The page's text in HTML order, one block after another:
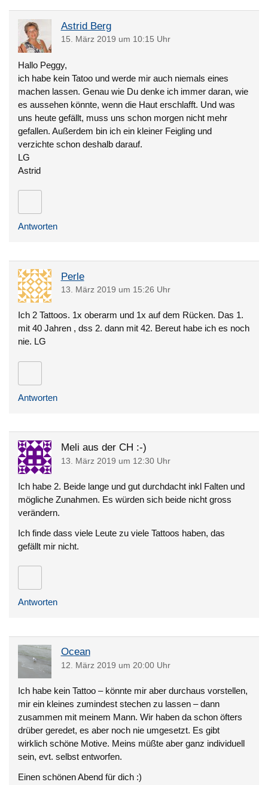
Astrid Berg
15. März 2019 um 10:15 Uhr
Hallo Peggy,
ich habe kein Tatoo und werde mir auch niemals eines
machen lassen. Genau wie Du denke ich immer daran, wie
es aussehen könnte, wenn die Haut erschlafft. Und was
uns heute gefällt, muss uns schon morgen nicht mehr
gefallen. Außerdem bin ich ein kleiner Feigling und
verzichte schon deshalb darauf.
LG
Astrid
Antworten
Perle
13. März 2019 um 15:26 Uhr
Ich 2 Tattoos. 1x oberarm und 1x auf dem Rücken. Das 1.
mit 40 Jahren , dss 2. dann mit 42. Bereut habe ich es noch
nie. LG
Antworten
Meli aus der CH :-)
13. März 2019 um 12:30 Uhr
Ich habe 2. Beide lange und gut durchdacht inkl Falten und
mögliche Zunahmen. Es würden sich beide nicht gross
verändern.
Ich finde dass viele Leute zu viele Tattoos haben, das
gefällt mir nicht.
Antworten
Ocean
12. März 2019 um 20:00 Uhr
Ich habe kein Tattoo – könnte mir aber durchaus vorstellen,
mir ein kleines zumindest stechen zu lassen – dann
zusammen mit meinem Mann. Wir haben da schon öfters
drüber geredet, es aber noch nie umgesetzt. Es gibt
wirklich schöne Motive. Meins müßte aber ganz individuell
sein, evt. selbst entworfen.
Einen schönen Abend für dich :)